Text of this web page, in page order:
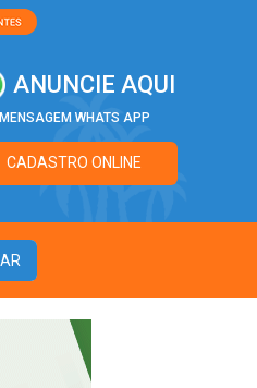
ANUNCIE AQUI
MENSAGEM WHATS APP
CADASTRO ONLINE